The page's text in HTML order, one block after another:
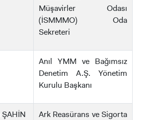
Müşavirler Odası
(İSMMMO) Oda
Sekreteri
Anıl YMM ve Bağımsız
Denetim A.Ş. Yönetim
Kurulu Başkanı
Ark Reasürans ve Sigorta